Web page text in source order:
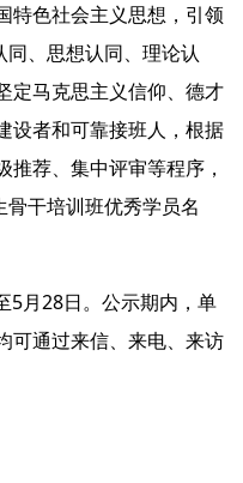
特色社会主义思想，引领
同、思想认同、理论认
定马克思主义信仰、德才
设者和可靠接班人，根据
荐、集中评审等程序，
骨干培训班优秀学员名
5月28日。公示期内，单
可通过来信、来电、来访